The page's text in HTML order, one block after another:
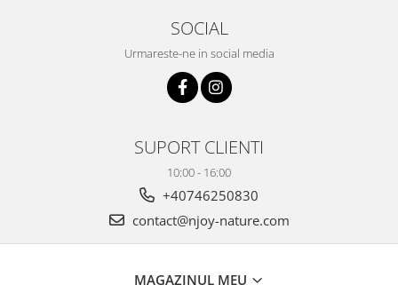
SOCIAL
Urmareste-ne in social media
SUPORT CLIENTI
10:00 - 16:00
+40746250830
contact@njoy-nature.com
MAGAZINUL MEU